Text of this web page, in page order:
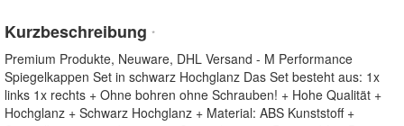
Kurzbeschreibung *
Premium Produkte, Neuware, DHL Versand - M Performance
Spiegelkappen Set in schwarz Hochglanz Das Set besteht aus: 1x
links 1x rechts + Ohne bohren ohne Schrauben! + Hohe Qualität +
Hochglanz + Schwarz Hochglanz + Material: ABS Kunststoff +